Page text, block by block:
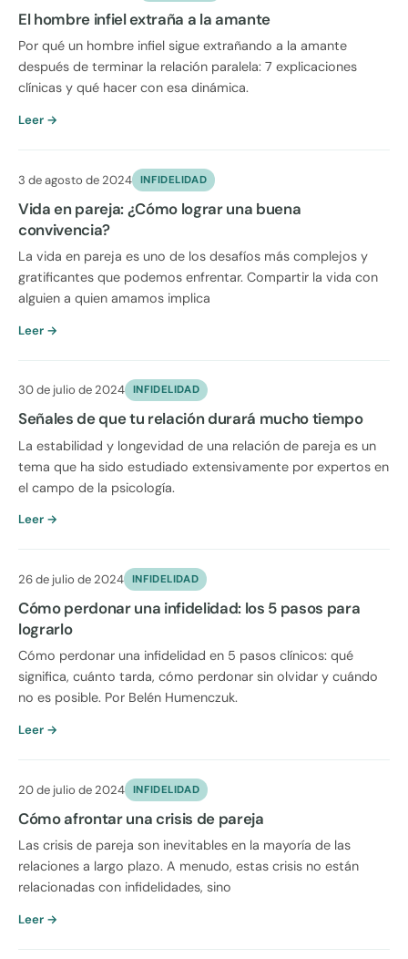
El hombre infiel extraña a la amante
Por qué un hombre infiel sigue extrañando a la amante
después de terminar la relación paralela: 7 explicaciones
clínicas y qué hacer con esa dinámica.
Leer →
3 de agosto de 2024 INFIDELIDAD
Vida en pareja: ¿Cómo lograr una buena
convivencia?
La vida en pareja es uno de los desafíos más complejos y
gratificantes que podemos enfrentar. Compartir la vida con
alguien a quien amamos implica
Leer →
30 de julio de 2024 INFIDELIDAD
Señales de que tu relación durará mucho tiempo
La estabilidad y longevidad de una relación de pareja es un
tema que ha sido estudiado extensivamente por expertos en
el campo de la psicología.
Leer →
26 de julio de 2024 INFIDELIDAD
Cómo perdonar una infidelidad: los 5 pasos para
lograrlo
Cómo perdonar una infidelidad en 5 pasos clínicos: qué
significa, cuánto tarda, cómo perdonar sin olvidar y cuándo
no es posible. Por Belén Humenczuk.
Leer →
20 de julio de 2024 INFIDELIDAD
Cómo afrontar una crisis de pareja
Las crisis de pareja son inevitables en la mayoría de las
relaciones a largo plazo. A menudo, estas crisis no están
relacionadas con infidelidades, sino
Leer →